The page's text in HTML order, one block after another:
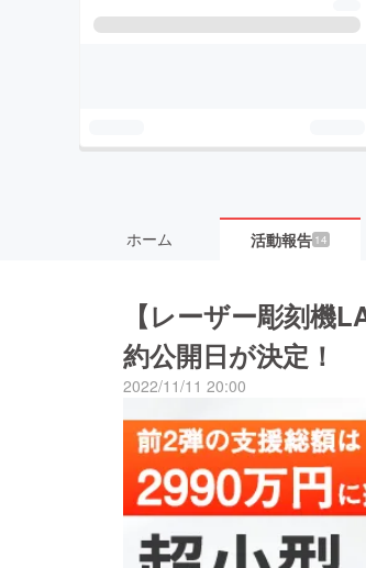
ホーム 活動報告 14
【レーザー彫刻機
約公開日が決定！
2022/11/11 20:00